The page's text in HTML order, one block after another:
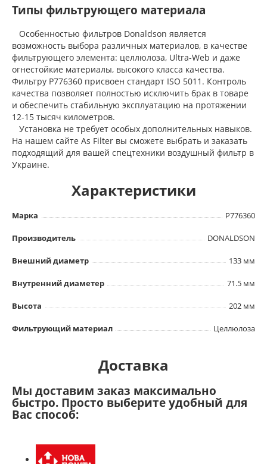
Типы фильтрующего материала
Особенностью фильтров Donaldson является
возможность выбора различных материалов, в качестве
фильтрующего элемента: целлюлоза, Ultra-Web и даже
огнестойкие материалы, высокого класса качества.
Фильтру P776360 присвоен стандарт ISO 5011. Контроль
качества позволяет полностью исключить брак в товаре
и обеспечить стабильную эксплуатацию на протяжении
12-15 тысяч километров.
Установка не требует особых дополнительных навыков.
На нашем сайте As Filter вы сможете выбрать и заказать
подходящий для вашей спецтехники воздушный фильтр в
Украине.
Характеристики
Марка P776360
Производитель DONALDSON
Внешний диаметр 133 мм
Внутренний диаметер 71.5 мм
Высота 202 мм
Фильтрующий материал Целлюлоза
Доставка
Мы доставим заказ максимально
быстро. Просто выберите удобный для
Вас способ: